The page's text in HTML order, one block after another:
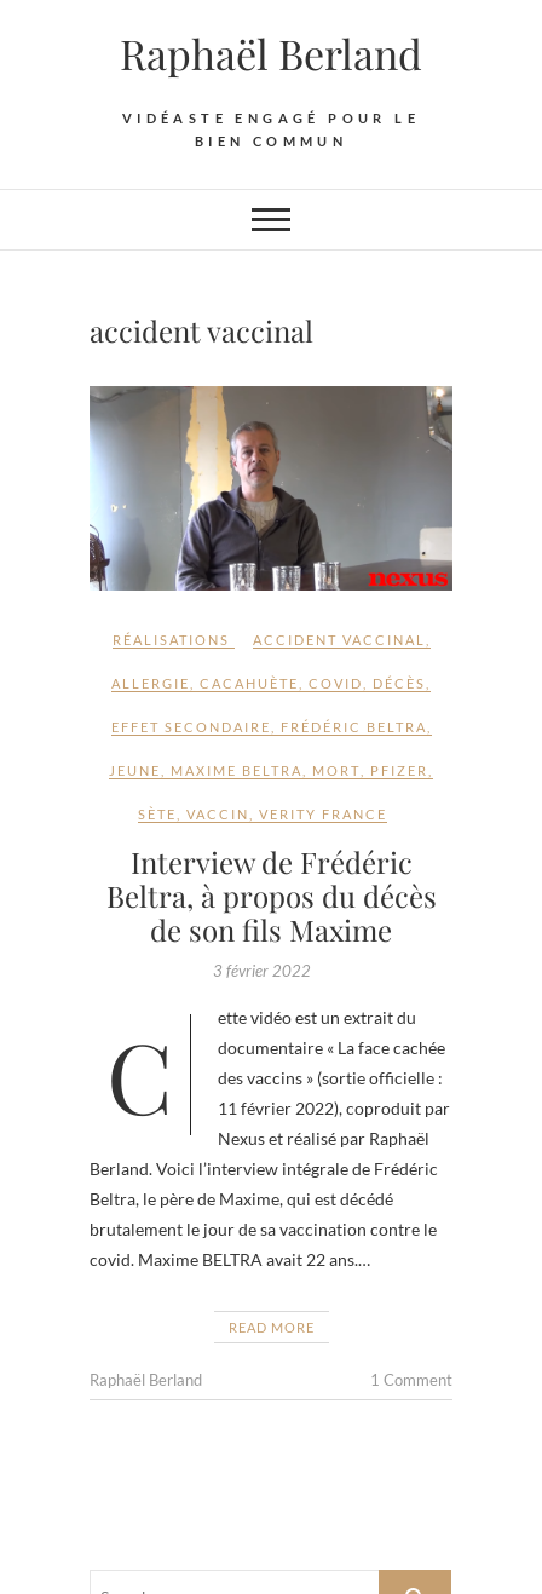
Raphaël Berland
VIDÉASTE ENGAGÉ POUR LE
BIEN COMMUN
accident vaccinal
RÉALISATIONS ACCIDENT VACCINAL
ALLERGIE CACAHUÈTE COVID DÉCÈS
EFFET SECONDAIRE FRÉDÉRIC BELTRA
JEUNE MAXIME BELTRA MORT PFIZER
SÈTE VACCIN VERITY FRANCE
Interview de Frédéric
Beltra, à propos du décès
de son fils Maxime
3 février 2022
Cette vidéo est un extrait du
documentaire « La face cachée
des vaccins » (sortie officielle :
11 février 2022), coproduit par
Nexus et réalisé par Raphaël
Berland. Voici l’interview intégrale de Frédéric
Beltra, le père de Maxime, qui est décédé
brutalement le jour de sa vaccination contre le
covid. Maxime BELTRA avait 22 ans.…
READ MORE
Raphaël Berland 1 Comment